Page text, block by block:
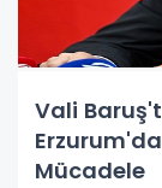
Vali
Mücadele